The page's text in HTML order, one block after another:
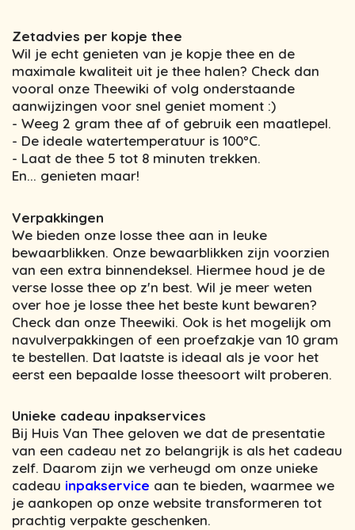
Zetadvies per kopje thee
Wil je echt genieten van je kopje thee en de
maximale kwaliteit uit je thee halen? Check dan
vooral onze Theewiki of volg onderstaande
aanwijzingen voor snel geniet moment :)
- Weeg 2 gram thee af of gebruik een maatlepel.
- De ideale watertemperatuur is 100ºC.
- Laat de thee 5 tot 8 minuten trekken.
En... genieten maar!
Verpakkingen
We bieden onze losse thee aan in leuke
bewaarblikken. Onze bewaarblikken zijn voorzien
van een extra binnendeksel. Hiermee houd je de
verse losse thee op z'n best. Wil je meer weten
over hoe je losse thee het beste kunt bewaren?
Check dan onze Theewiki. Ook is het mogelijk om
navulverpakkingen of een proefzakje van 10 gram
te bestellen. Dat laatste is ideaal als je voor het
eerst een bepaalde losse theesoort wilt proberen.
Unieke cadeau inpakservices
Bij Huis Van Thee geloven we dat de presentatie
van een cadeau net zo belangrijk is als het cadeau
zelf. Daarom zijn we verheugd om onze unieke
cadeau inpakservice aan te bieden, waarmee we
je aankopen op onze website transformeren tot
prachtig verpakte geschenken.